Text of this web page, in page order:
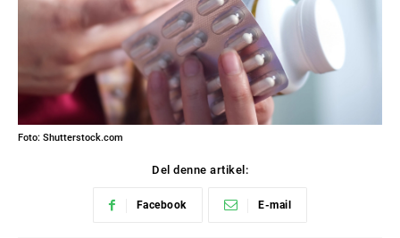
Foto: Shutterstock.com
Del denne artikel:
Facebook E-mail